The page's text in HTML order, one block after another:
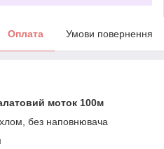
Оплата Умови повернення
моток 100м
без наповнювача